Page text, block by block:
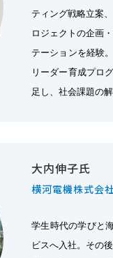
ティング戦略立案
ロジェクトの企画
テーションを経験
リーダー育成プロ
足し、社会課題の
大内伸子氏
横河電機株式会
学生時代の学びと
ビスへ入社。その